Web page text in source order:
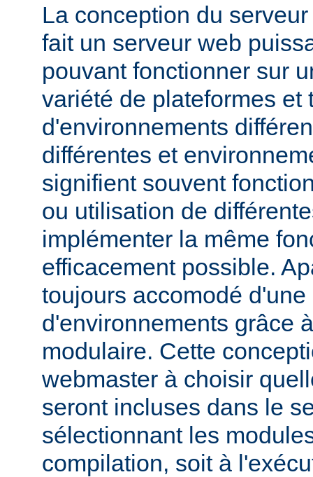
La conception du
fait un serveur web
pouvant fonctionner sur
variété de plateformes et
d'environnements
différentes et
signifient souvent
ou utilisation de
implémenter la même
efficacement possible.
toujours accomodé
d'environnements grâce
modulaire. Cette
webmaster à choisir
seront incluses dans le
sélectionnant les
compilation, soit à